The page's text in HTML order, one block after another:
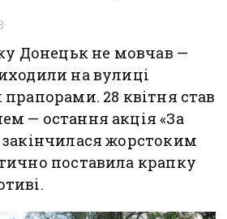
Донецьк не мовчав —
на вулиці
28 квітня став
— остання акція «За
жорстоким
поставила крапку